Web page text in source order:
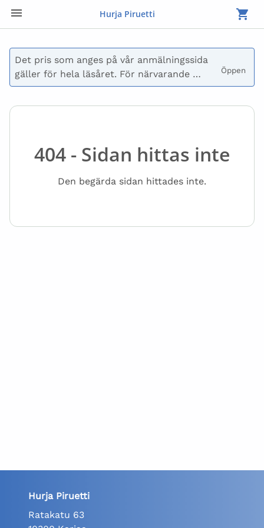
Hurja Piruetti
Det pris som anges på vår anmälningssida
gäller för hela läsåret. För närvarande
betalas endast avgiften för höstterminen.
Fakturan kan även delas upp i flera
delbetalningar. Kontakta oss på
betalning.
404 - Sidan hittas inte
Den begärda sidan hittades inte.
Hurja Piruetti
Ratakatu 63